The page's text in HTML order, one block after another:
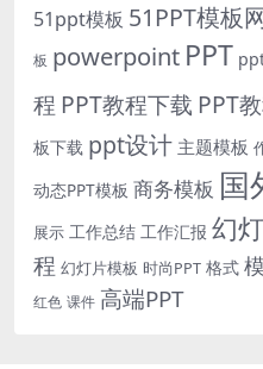
51ppt模板 51PPT模板
板 powerpoint PPT
程 PPT教程下载 PPT
板下载 ppt设计 主题模板
动态PPT模板 商务模板 国
展示 工作总结 工作汇报 幻
程 幻灯片模板 时尚PPT 格式
红色 课件 高端PPT